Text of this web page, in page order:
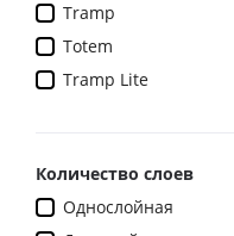
Tramp
Totem
Tramp Lite
Количество слоев
Однослойная